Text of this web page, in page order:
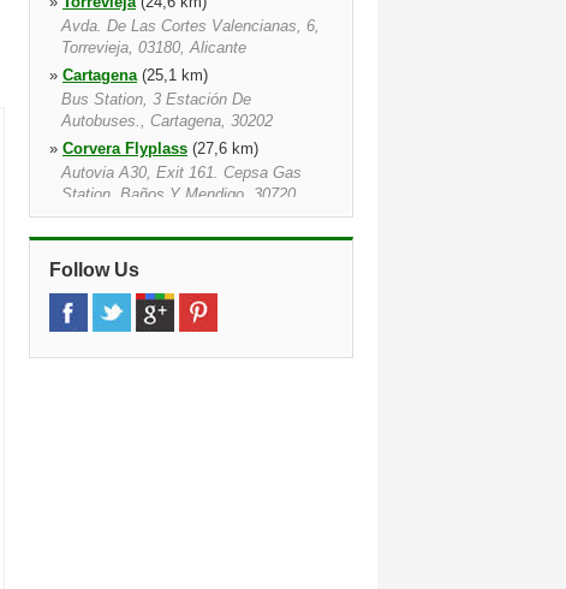
Avda. De Las Cortes Valencianas, 6,
Torrevieja, 03180, Alicante
» Cartagena(25,1 km)
Bus Station, 3 Estación De
Autobuses., Cartagena, 30202
» Corvera Flyplass (27,6 km)
Autovia A30, Exit 161. Cepsa Gas
Station, Baños Y Mendigo, 30720
»Train Station(35,4 km)
Calle Industria S/n, Calle De Da
Industria, S/n, 30002
»Murcia(35,9 km)
Av.arquitecto Miguel Angel Beloqui7,
Follow Us